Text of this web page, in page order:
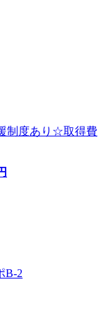
制度あり☆取得費
B-2